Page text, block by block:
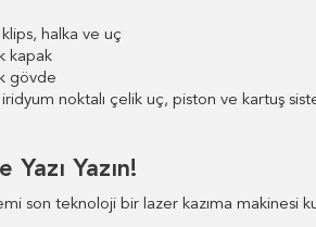
halka ve uç
kapak
gövde
noktalı çelik uç, piston ve kartuş
Yazı Yazın!
son teknoloji bir lazer kazıma makinesi